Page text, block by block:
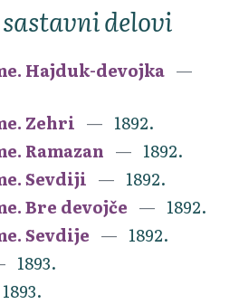
delovi
Hajduk-devojka
Zehri
1892.
Ramazan
1892.
Sevdiji
1892.
Bre devojče
1892.
Sevdije
1892.
1893.
1893.